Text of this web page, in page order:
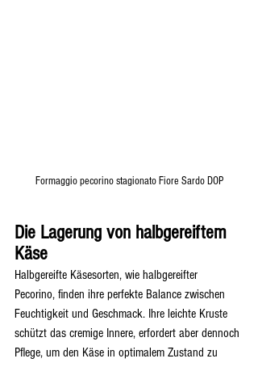
Formaggio pecorino stagionato Fiore Sardo DOP
Die Lagerung von halbgereiftem
Käse
Halbgereifte Käsesorten, wie halbgereifter
Pecorino, finden ihre perfekte Balance zwischen
Feuchtigkeit und Geschmack. Ihre leichte Kruste
schützt das cremige Innere, erfordert aber dennoch
Pflege, um den Käse in optimalem Zustand zu